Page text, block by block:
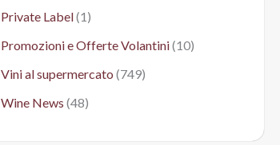
Private Label(1)
Promozioni e Offerte Volantini(10)
Vini al supermercato (749)
Wine News (48)